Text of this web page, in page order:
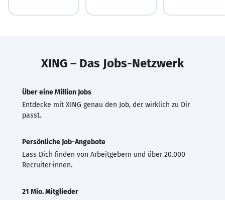
XING – Das Jobs-Netzwerk
Über eine Million Jobs
Entdecke mit XING genau den Job, der wirklich zu Dir
passt.
Persönliche Job-Angebote
Lass Dich finden von Arbeitgebern und über 20.000
Recruiter·innen.
21 Mio. Mitglieder